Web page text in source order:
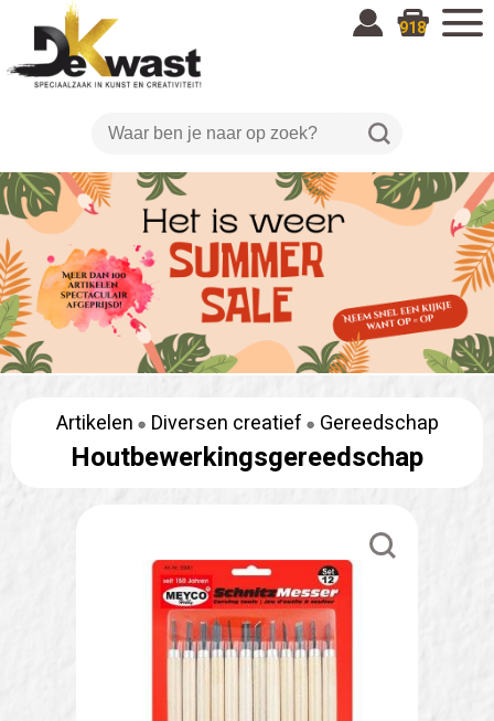
918
Artikelen Diversen creatief Gereedschap
Houtbewerkingsgereedschap